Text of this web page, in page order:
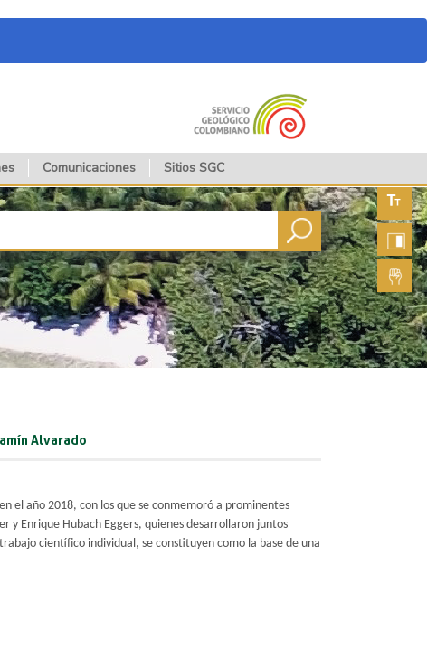
Comunicaciones Sitios SGC
fuente
Lengua
de
Alvarado
el año 2018, con los que se conmemoró a prominentes
y Enrique Hubach Eggers, quienes desarrollaron juntos
científico individual, se constituyen como la base de una